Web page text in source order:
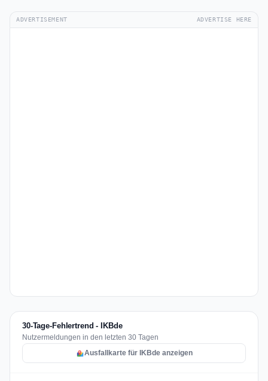
ADVERTISEMENT ADVERTISE HERE
30-Tage-Fehlertrend - IKBde
Nutzermeldungen in den letzten 30 Tagen
Ausfallkarte für IKBde anzeigen